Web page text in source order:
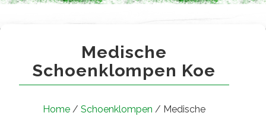
Medische
Schoenklompen Koe
Home / Schoenklompen / Medische